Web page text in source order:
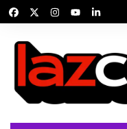
para
conteúdo